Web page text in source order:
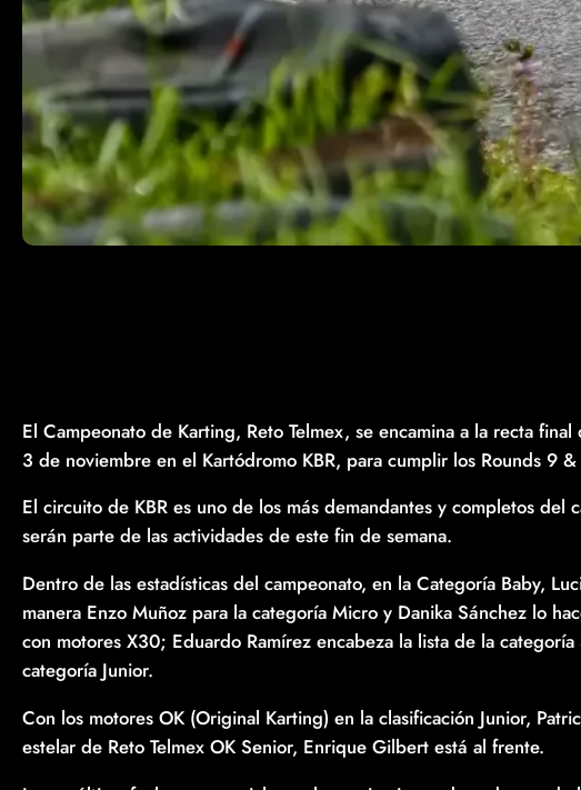
El Campeonato de Karting, Reto Telmex, se encamina a la recta
3 de noviembre en el Kartódromo KBR, para cumplir los Rounds 9
El circuito de KBR es uno de los más demandantes y completos del
serán parte de las actividades de este fin de semana.
Dentro de las estadísticas del campeonato, en la Categoría Baby,
manera Enzo Muñoz para la categoría Micro y Danika Sánchez lo
con motores X30; Eduardo Ramírez encabeza la lista de la
categoría Junior.
Con los motores OK (Original Karting) en la clasificación Junior,
estelar de Reto Telmex OK Senior, Enrique Gilbert está al frente.